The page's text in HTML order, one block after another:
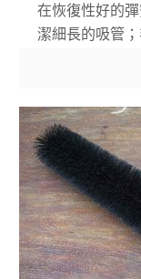
在恢復性好的
潔細長的吸管